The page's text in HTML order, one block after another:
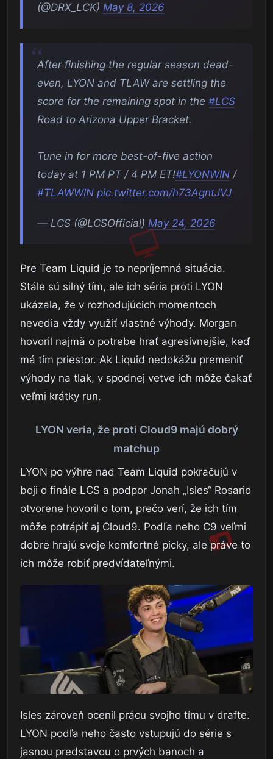
(@DRX_LCK) May 8, 2026
After finishing the regular season dead-
even, LYON and TLAW are settling the
score for the remaining spot in the #LCS
Road to Arizona Upper Bracket.
Tune in for more best-of-five action
today at 1 PM PT / 4 PM ET!#LYONWIN /
#TLAWWIN pic.twitter.com/h73AgntJVJ
— LCS (@LCSOfficial) May 24, 2026
Pre Team Liquid je to nepríjemná situácia.
Stále sú silný tím, ale ich séria proti LYON
ukázala, že v rozhodujúcich momentoch
nevedia vždy využiť vlastné výhody. Morgan
hovoril najmä o potrebe hrať agresívnejšie, keď
má tím priestor. Ak Liquid nedokážu premeniť
výhody na tlak, v spodnej vetve ich môže čakať
veľmi krátky run.
LYON veria, že proti Cloud9 majú dobrý
matchup
LYON po výhre nad Team Liquid pokračujú v
boji o finále LCS a podpor Jonah „Isles“ Rosario
otvorene hovoril o tom, prečo verí, že ich tím
môže potrápiť aj Cloud9. Podľa neho C9 veľmi
dobre hrajú svoje komfortné picky, ale práve to
ich môže robiť predvídateľnými.
Isles zároveň ocenil prácu svojho tímu v drafte.
LYON podľa neho často vstupujú do série s
jasnou predstavou o prvých banoch a